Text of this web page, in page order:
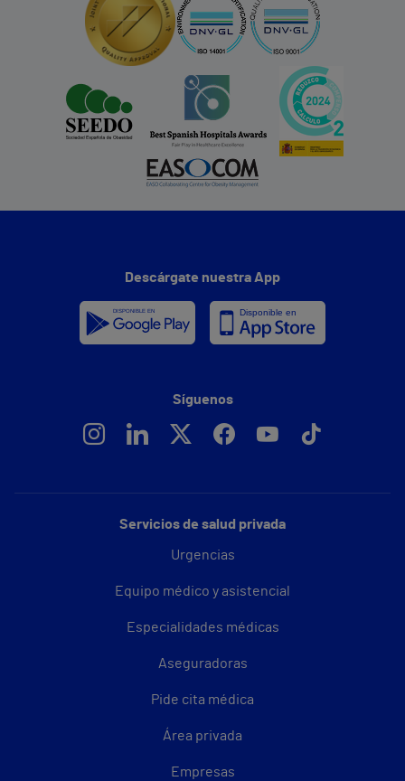
Servicios de salud privada
Urgencias
Equipo médico y asistencial
Especialidades médicas
Aseguradoras
Pide cita médica
Área privada
Empresas
Descárgate nuestra App
Síguenos